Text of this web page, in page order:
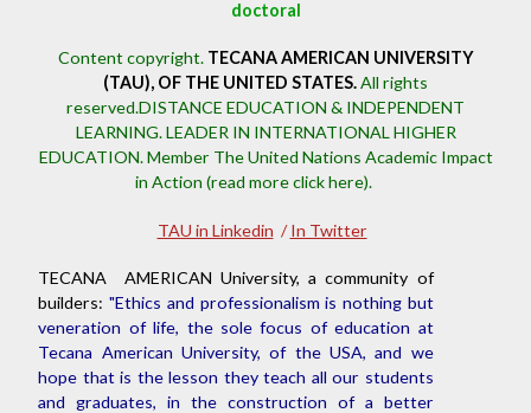
doctoral
Content copyright. TECANA AMERICAN UNIVERSITY
(TAU), OF THE UNITED STATES.All rights
reserved.DISTANCE EDUCATION & INDEPENDENT
LEARNING. LEADER IN INTERNATIONAL HIGHER
EDUCATION.Member The United Nations Academic Impact
in Action (read more click here).
TAU in Linkedin /In Twitter
TECANA AMERICAN University, a community of
builders: "Ethics and professionalism is nothing but
veneration of life, the sole focus of education at
Tecana American University, of the USA, and we
hope that is the lesson they teach all our students
and graduates, in the construction of a better